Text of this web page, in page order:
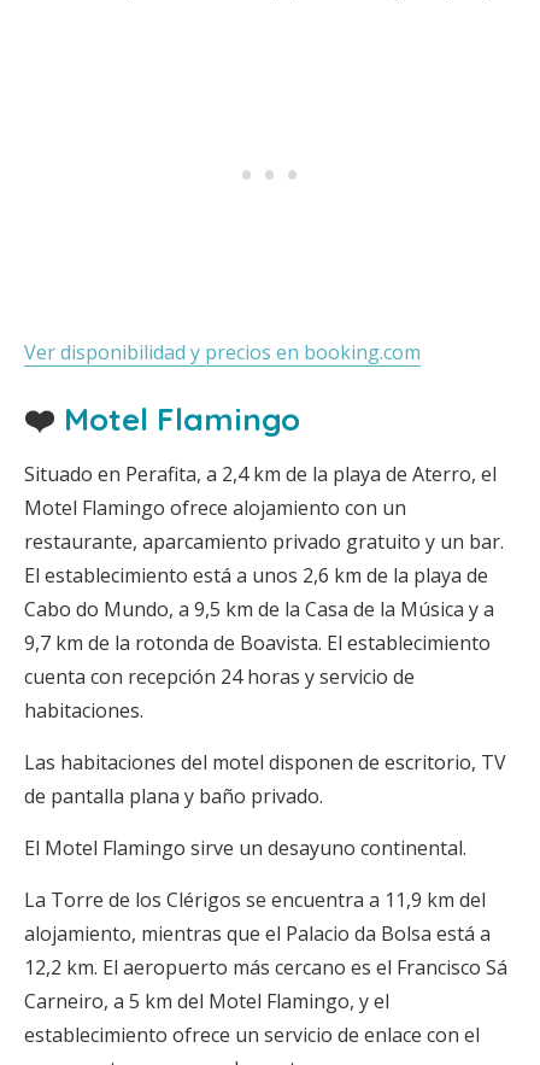
Ver disponibilidad y precios en booking.com
❤️ Motel Flamingo
Situado en Perafita, a 2,4 km de la playa de Aterro, el
Motel Flamingo ofrece alojamiento con un
restaurante, aparcamiento privado gratuito y un bar.
El establecimiento está a unos 2,6 km de la playa de
Cabo do Mundo, a 9,5 km de la Casa de la Música y a
9,7 km de la rotonda de Boavista. El establecimiento
cuenta con recepción 24 horas y servicio de
habitaciones.
Las habitaciones del motel disponen de escritorio, TV
de pantalla plana y baño privado.
El Motel Flamingo sirve un desayuno continental.
La Torre de los Clérigos se encuentra a 11,9 km del
alojamiento, mientras que el Palacio da Bolsa está a
12,2 km. El aeropuerto más cercano es el Francisco Sá
Carneiro, a 5 km del Motel Flamingo, y el
establecimiento ofrece un servicio de enlace con el